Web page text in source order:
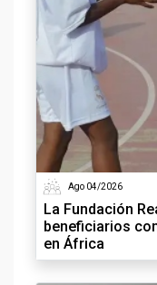
Ago 04/2026
La Fundación
beneficiarios
en África